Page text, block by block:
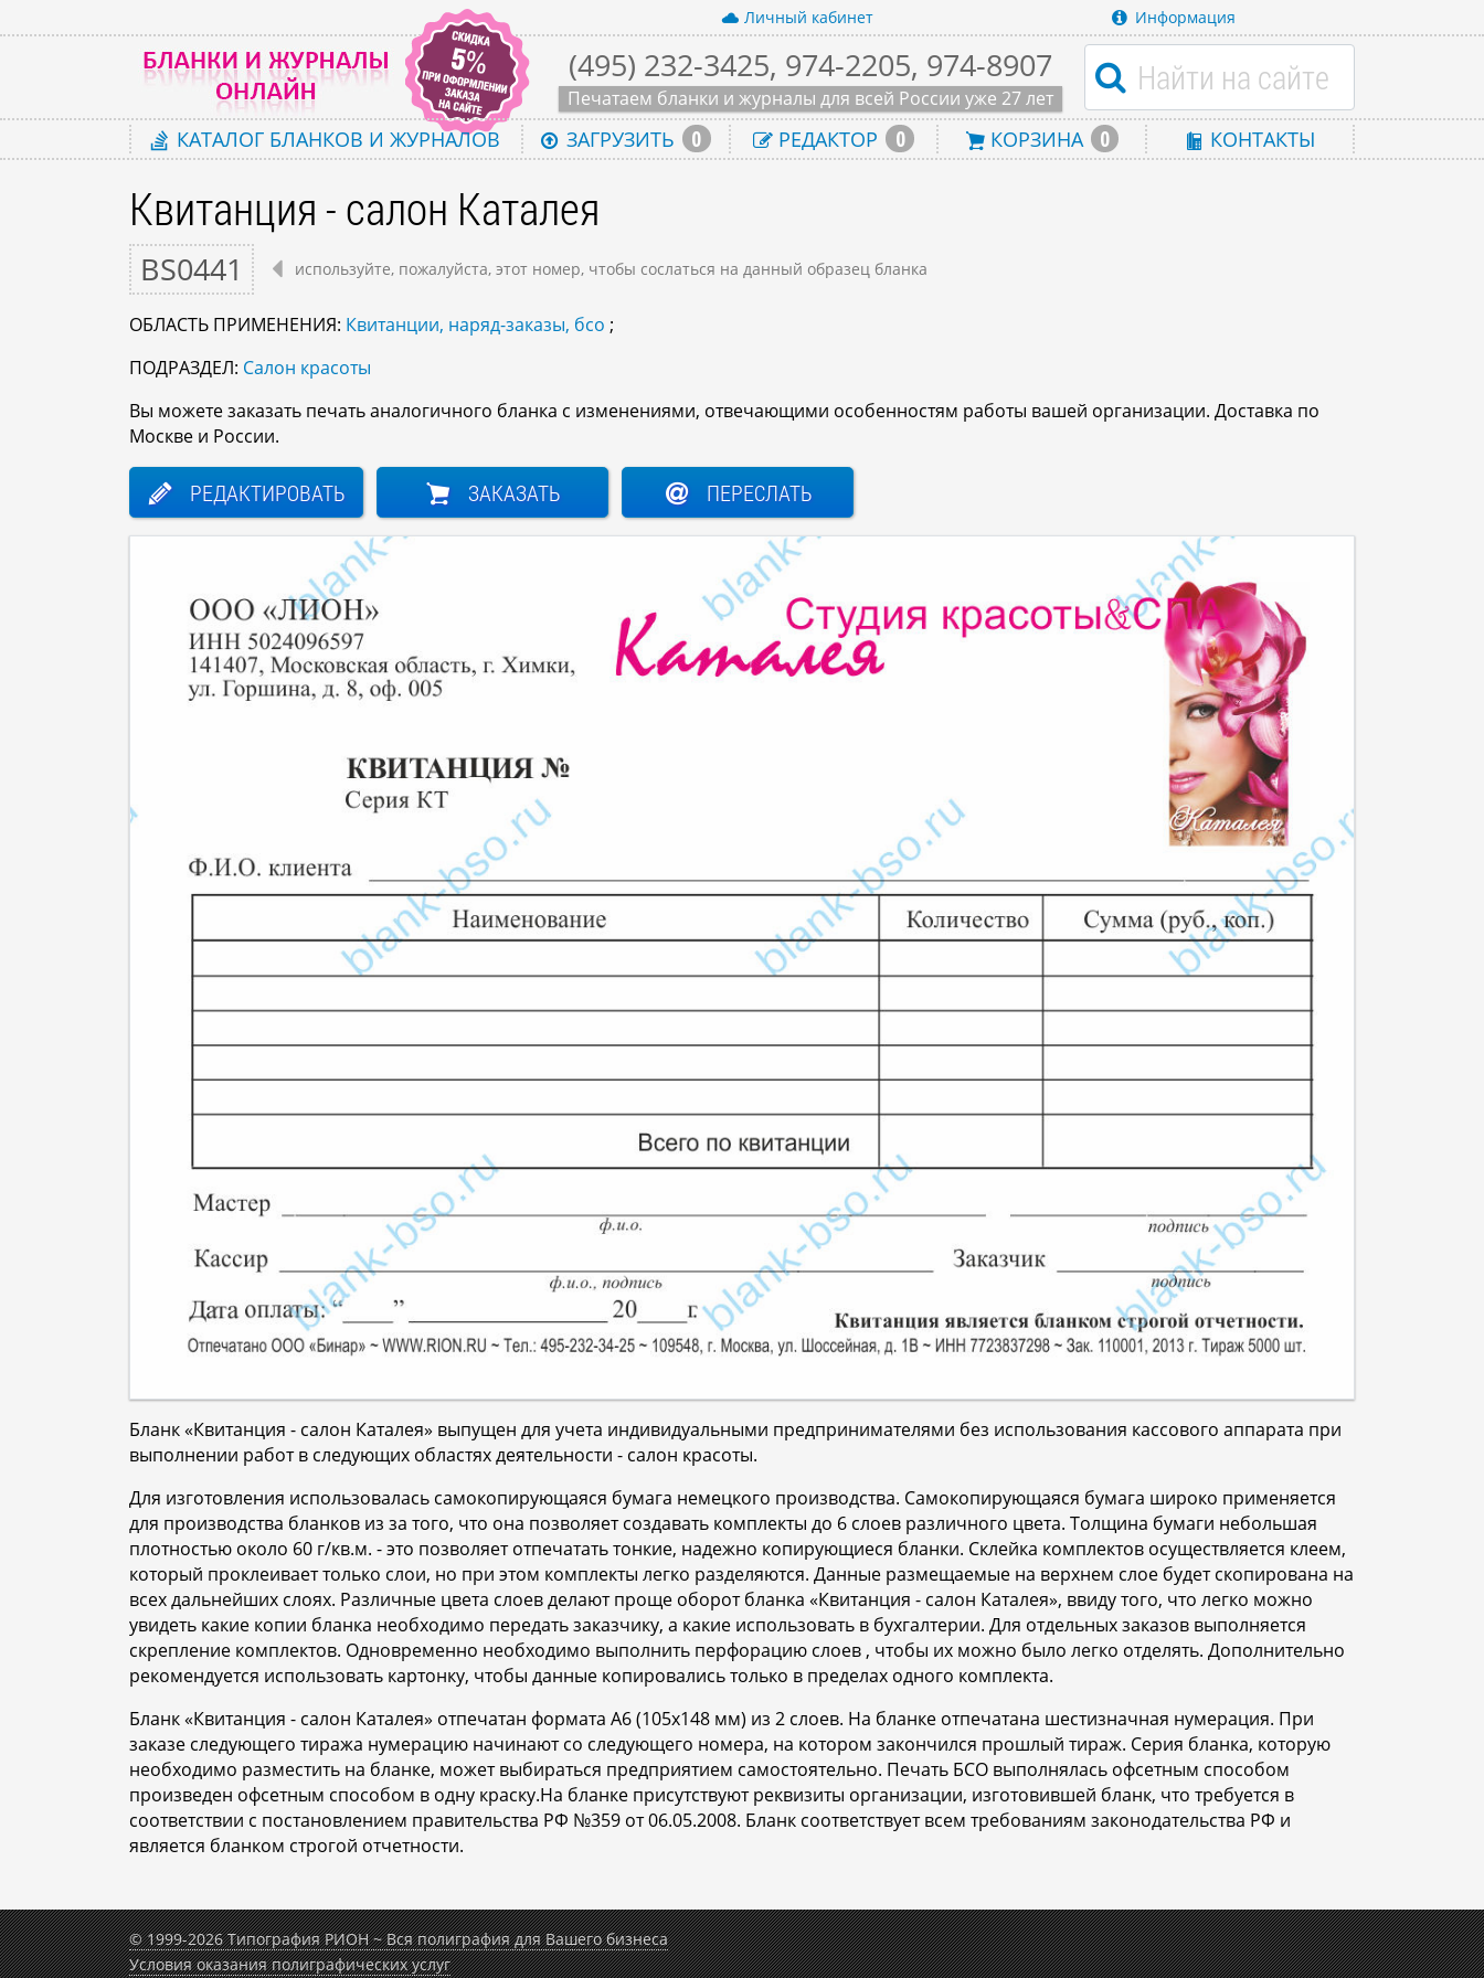
Личный кабинет Информация
(495) 232-3425, 974-2205, 974-8907
Печатаем бланки и журналы для всей России уже 27 лет
КАТАЛОГ БЛАНКОВ И ЖУРНАЛОВ ЗАГРУЗИТЬ 0 РЕДАКТОР 0 КОРЗИНА 0 КОНТАКТЫ
Квитанция - салон Каталея
BS0441 используйте, пожалуйста, этот номер, чтобы сослаться на данный образец бланка
ОБЛАСТЬ ПРИМЕНЕНИЯ: Квитанции, наряд-заказы, бсо ;
ПОДРАЗДЕЛ: Салон красоты
Вы можете заказать печать аналогичного бланка с изменениями, отвечающими особенностям работы вашей организации. Доставка по
Москве и России.
РЕДАКТИРОВАТЬ ЗАКАЗАТЬ ПЕРЕСЛАТЬ
Бланк «Квитанция - салон Каталея» выпущен для учета индивидуальными предпринимателями без использования кассового аппарата при
выполнении работ в следующих областях деятельности - салон красоты.
Для изготовления использовалась самокопирующаяся бумага немецкого производства. Самокопирующаяся бумага широко применяется
для производства бланков из за того, что она позволяет создавать комплекты до 6 слоев различного цвета. Толщина бумаги небольшая
плотностью около 60 г/кв.м. - это позволяет отпечатать тонкие, надежно копирующиеся бланки. Склейка комплектов осуществляется клеем,
который проклеивает только слои, но при этом комплекты легко разделяются. Данные размещаемые на верхнем слое будет скопирована на
всех дальнейших слоях. Различные цвета слоев делают проще оборот бланка «Квитанция - салон Каталея», ввиду того, что легко можно
увидеть какие копии бланка необходимо передать заказчику, а какие использовать в бухгалтерии. Для отдельных заказов выполняется
скрепление комплектов. Одновременно необходимо выполнить перфорацию слоев , чтобы их можно было легко отделять. Дополнительно
рекомендуется использовать картонку, чтобы данные копировались только в пределах одного комплекта.
Бланк «Квитанция - салон Каталея» отпечатан формата A6 (105x148 мм) из 2 слоев. На бланке отпечатана шестизначная нумерация. При
заказе следующего тиража нумерацию начинают со следующего номера, на котором закончился прошлый тираж. Серия бланка, которую
необходимо разместить на бланке, может выбираться предприятием самостоятельно. Печать БСО выполнялась офсетным способом
произведен офсетным способом в одну краску.На бланке присутствуют реквизиты организации, изготовившей бланк, что требуется в
соответствии с постановлением правительства РФ №359 от 06.05.2008. Бланк соответствует всем требованиям законодательства РФ и
является бланком строгой отчетности.
© 1999-2026 Типография РИОН ~ Вся полиграфия для Вашего бизнеса
Условия оказания полиграфических услуг